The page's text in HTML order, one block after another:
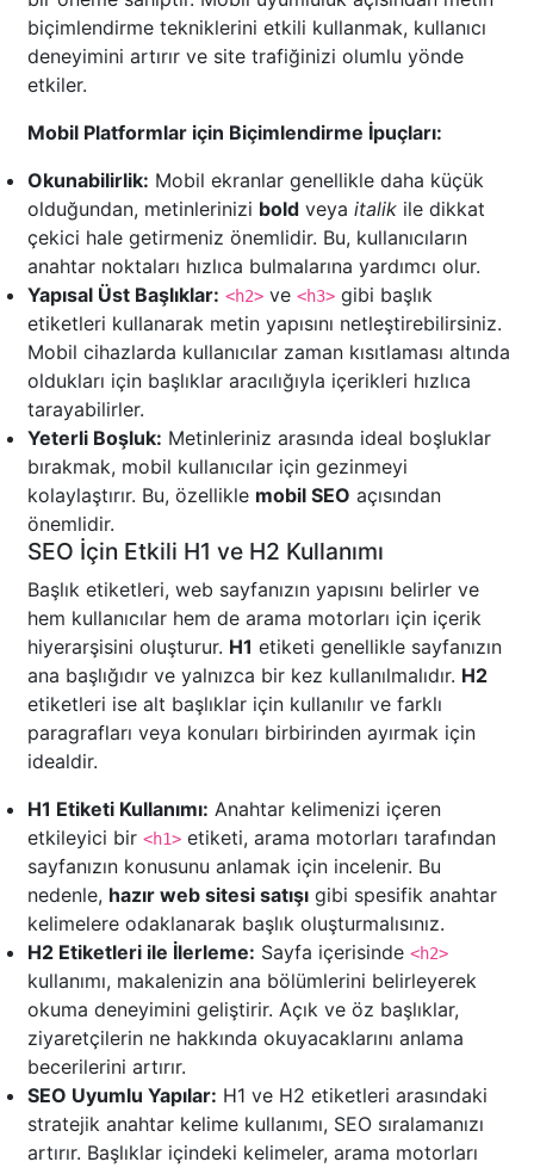
biçimlendirme tekniklerini etkili kullanmak, kullanıcı
deneyimini artırır ve site trafiğinizi olumlu yönde
etkiler.
Mobil Platformlar için Biçimlendirme İpuçları:
Okunabilirlik: Mobil ekranlar genellikle daha küçük
olduğundan, metinlerinizi bold veya italik ile dikkat
çekici hale getirmeniz önemlidir. Bu, kullanıcıların
anahtar noktaları hızlıca bulmalarına yardımcı olur.
Yapısal Üst Başlıklar: <h2> ve <h3> gibi başlık
etiketleri kullanarak metin yapısını netleştirebilirsiniz.
Mobil cihazlarda kullanıcılar zaman kısıtlaması altında
oldukları için başlıklar aracılığıyla içerikleri hızlıca
tarayabilirler.
Yeterli Boşluk: Metinleriniz arasında ideal boşluklar
bırakmak, mobil kullanıcılar için gezinmeyi
kolaylaştırır. Bu, özellikle mobil SEO açısından
önemlidir.
SEO İçin Etkili H1 ve H2 Kullanımı
Başlık etiketleri, web sayfanızın yapısını belirler ve
hem kullanıcılar hem de arama motorları için içerik
hiyerarşisini oluşturur. H1 etiketi genellikle sayfanızın
ana başlığıdır ve yalnızca bir kez kullanılmalıdır. H2
etiketleri ise alt başlıklar için kullanılır ve farklı
paragrafları veya konuları birbirinden ayırmak için
idealdir.
H1 Etiketi Kullanımı: Anahtar kelimenizi içeren
etkileyici bir <h1> etiketi, arama motorları tarafından
sayfanızın konusunu anlamak için incelenir. Bu
nedenle, hazır web sitesi satışı gibi spesifik anahtar
kelimelere odaklanarak başlık oluşturmalısınız.
H2 Etiketleri ile İlerleme: Sayfa içerisinde <h2>
kullanımı, makalenizin ana bölümlerini belirleyerek
okuma deneyimini geliştirir. Açık ve öz başlıklar,
ziyaretçilerin ne hakkında okuyacaklarını anlama
becerilerini artırır.
SEO Uyumlu Yapılar: H1 ve H2 etiketleri arasındaki
stratejik anahtar kelime kullanımı, SEO sıralamanızı
artırır. Başlıklar içindeki kelimeler, arama motorları